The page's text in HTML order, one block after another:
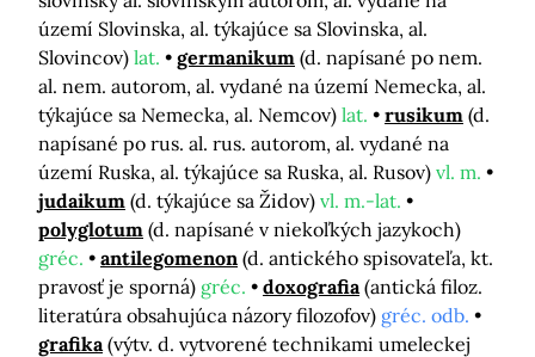
území Slovinska, al. týkajúce sa Slovinska, al.
Slovincov) lat. germanikum (d. napísané po nem.
al. nem. autorom, al. vydané na území Nemecka, al.
týkajúce sa Nemecka, al. Nemcov) lat. rusikum (d.
napísané po rus. al. rus. autorom, al. vydané na
území Ruska, al. týkajúce sa Ruska, al. Rusov) vl. m.
judaikum (d. týkajúce sa Židov) vl. m.-lat.
polyglotum (d. napísané v niekoľkých jazykoch)
gréc.
antilegomenon (d. antického spisovateľa, kt.
pravosť je sporná) gréc. doxografia (antická filoz.
literatúra obsahujúca názory filozofov) gréc. odb.
grafika (výtv. d. vytvorené technikami umeleckej